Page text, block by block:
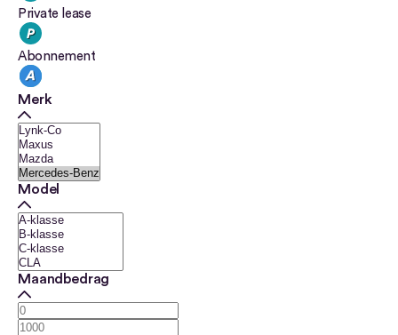
Private lease
Abonnement
Merk
Model
Maandbedrag